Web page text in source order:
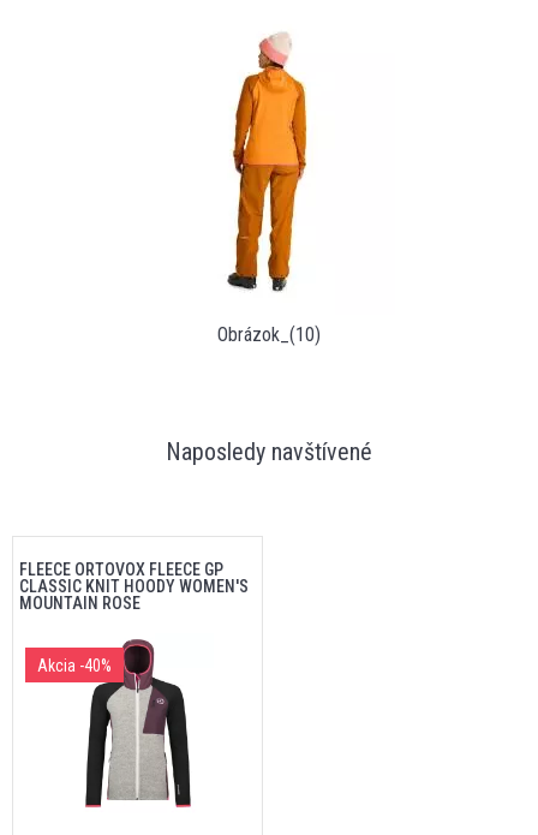
Obrázok_(10)
Naposledy navštívené
FLEECE ORTOVOX FLEECE GP
CLASSIC KNIT HOODY WOMEN'S
MOUNTAIN ROSE
Akcia -40%